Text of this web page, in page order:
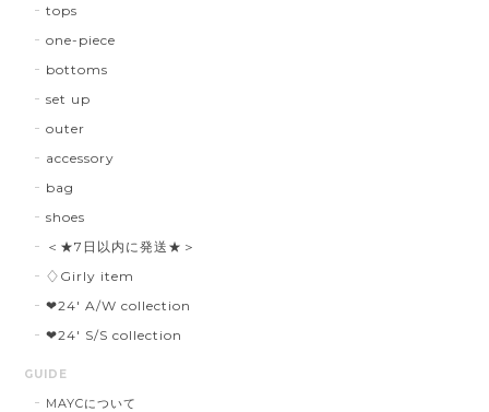
tops
one-piece
bottoms
set up
outer
accessory
bag
shoes
＜★7日以内に発送★＞
♢Girly item
❤︎24' A/W collection
❤︎24' S/S collection
GUIDE
MAYCについて